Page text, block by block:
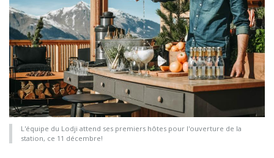
L'équipe du Lodji attend ses premiers hôtes pour l'ouverture de la
station, ce 11 décembre!